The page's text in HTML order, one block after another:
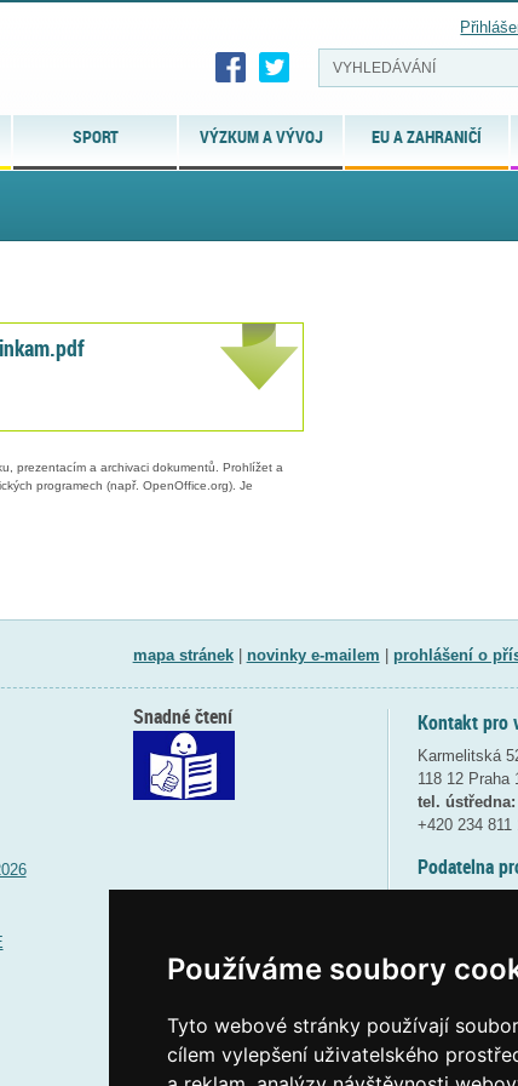
Používáme soubory
Tyto webové stránky používají
cílem vylepšení uživatelského
SPORT VÝZKUM A VÝVOJ EU A ZAHRANIČÍ
prezentacím a archivaci dokumentů. Prohlížet a
programech (např. OpenOffice.org). Je
mapa stránek| novinky e-mailem prohlášení o
Kontakt pro
Karmelitská
118 12 Praha
tel. ústředna:
+420 234 811
Podatelna
(více informací
Elektronická
Snadné čtení